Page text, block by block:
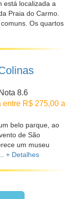
está localizada a
Praia do Carmo.
Os quartos
Nota 8.6
entre R$ 275,00 a
belo parque, ao
de São
um museu
+ Detalhes